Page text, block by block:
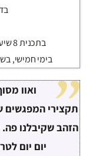
בתכנית 8 שיעורים מרכזיים, נפתחים אחת ל-3 שבועות,
בימי חמישי, בשעה 19:00, במערכות למידה
ואוו
תקצירי המפגשים
הזהב שקיבלנו
יום יום